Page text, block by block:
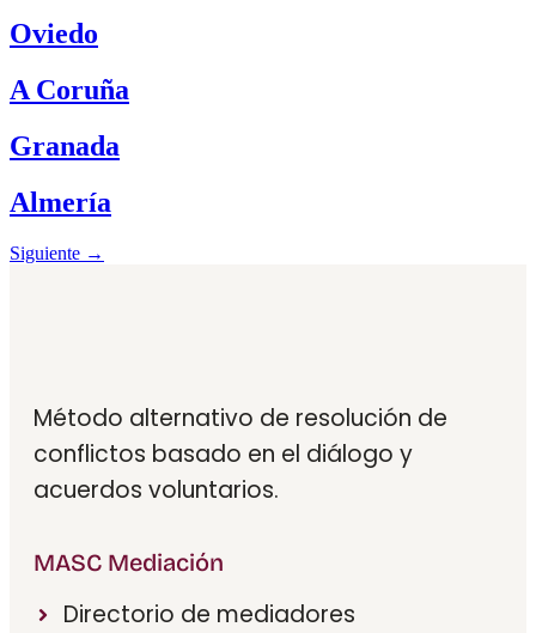
Oviedo
A Coruña
Granada
Almería
Siguiente →
Método alternativo de resolución de
conflictos basado en el diálogo y
acuerdos voluntarios.
MASC Mediación
Directorio de mediadores